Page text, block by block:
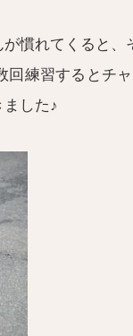
慣れてくると
練習するとチ
した♪